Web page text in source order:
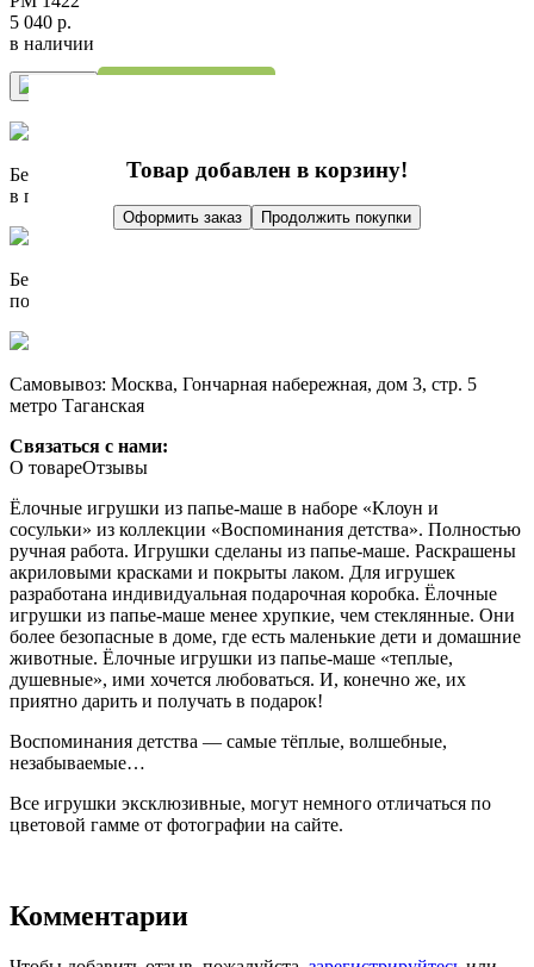
5 040 р.
в наличии
Бесплатно доставим при заказе от 10 000 р.
в пределах МКАД
Бесплатно доставим при заказе от 10 000 р.
по России до пункта выдачи СДЭК
Самовывоз: Москва, Гончарная набережная, дом 3, стр. 5
метро Таганская
Связаться с нами:
О товареОтзывы
Ёлочные игрушки из папье-маше в наборе «Клоун и
сосульки» из коллекции «Воспоминания детства». Полностью
ручная работа. Игрушки сделаны из папье-маше. Раскрашены
акриловыми красками и покрыты лаком. Для игрушек
разработана индивидуальная подарочная коробка. Ёлочные
игрушки из папье-маше менее хрупкие, чем стеклянные. Они
более безопасные в доме, где есть маленькие дети и домашние
животные. Ёлочные игрушки из папье-маше «теплые,
душевные», ими хочется любоваться. И, конечно же, их
приятно дарить и получать в подарок!
Воспоминания детства — самые тёплые, волшебные,
незабываемые…
Все игрушки эксклюзивные, могут немного отличаться по
цветовой гамме от фотографии на сайте.
Комментарии
Товар добавлен в корзину!
Оформить заказ Продолжить покупки